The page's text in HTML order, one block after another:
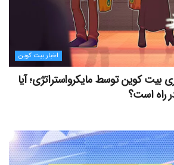
اخبار بیت کوین
دلاری بیت کوین توسط مایکرواستراتژی؛ آیا
راه است؟